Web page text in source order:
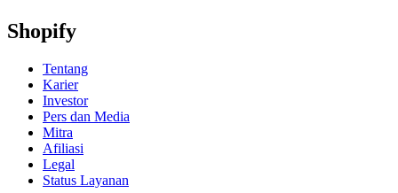
Shopify
Tentang
Karier
Investor
Pers dan Media
Mitra
Afiliasi
Legal
Status Layanan